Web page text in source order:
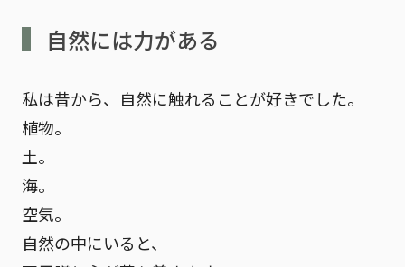
自然には力がある
私は昔から、自然に触れることが好きでした。
植物。
土。
海。
空気。
自然の中にいると、